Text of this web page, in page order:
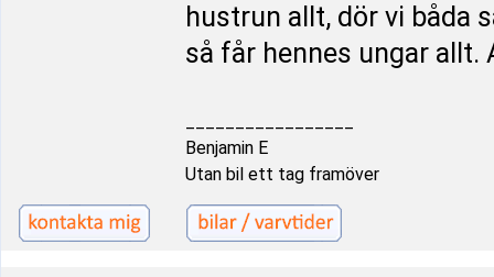
hustrun allt, dör vi båda
så får hennes ungar
Benjamin E
Utan bil ett tag framöver